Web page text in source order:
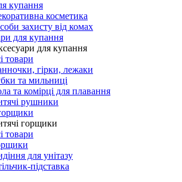
купання
косметика
захисту від комах
для купання
для купання
товари
гірки, лежаки
та мильниці
та комірці для плавання
рушники
горщики
товари
для унітазу
підставка